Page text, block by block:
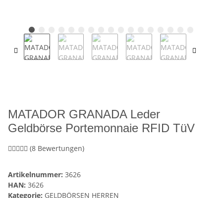
MATADOR GRANADA Leder
Geldbörse Portemonnaie RFID TüV
(8 Bewertungen)
Artikelnummer: 3626
HAN: 3626
Kategorie: GELDBÖRSEN HERREN